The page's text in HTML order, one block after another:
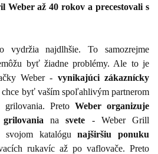
Weber až 40 rokov a precestovali s
vydržia najdlhšie. To samozrejme
byť žiadne problémy. Ale to je
Weber - vynikajúci zákaznícky
byť vaším spoľahlivým partnerom
Preto Weber organizuje
nasvete - Weber Grill
svojom katalógunajširšiu ponuku
rukavíc až po vaflovače. Preto